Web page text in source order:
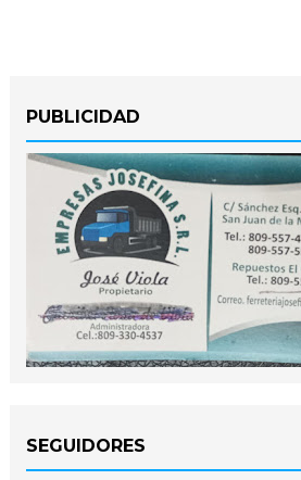
PUBLICIDAD
SEGUIDORES